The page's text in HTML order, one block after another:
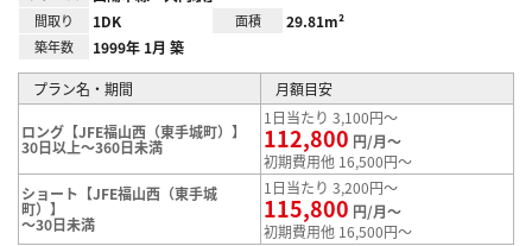
間取り 1DK 面積 29.81m²
築年数 1999年 1月 築
プラン名・期間 月額目安
ロング【JFE福山西（東手城町）】
30日以上～360日未満
1日当たり 3,100円～
112,800 円/月～
初期費用他 16,500円～
ショート【JFE福山西（東手城
町）】
～30日未満
1日当たり 3,200円～
115,800 円/月～
初期費用他 16,500円～